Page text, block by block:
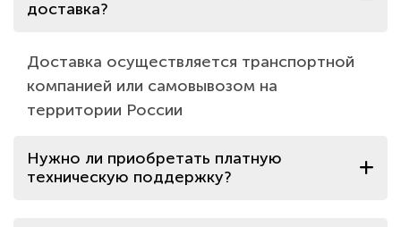
доставка?
Доставка осуществляется транспортной
компанией или самовывозом на
территории России
Нужно ли приобретать платную
техническую поддержку?